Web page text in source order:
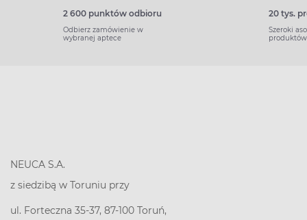
2 600 punktów odbioru
Odbierz zamówienie w
wybranej aptece
20 tys.
Szeroki
produktów
NEUCA S.A.
z siedzibą w Toruniu przy
ul. Forteczna 35-37, 87-100 Toruń,